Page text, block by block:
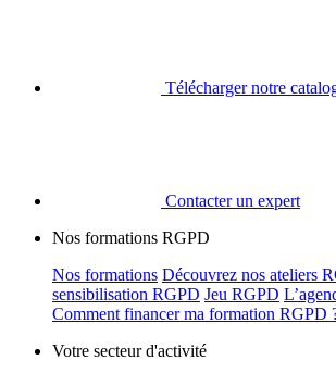
Télécharger notre
Contacter un expert
Nos formations RGPD
Nos formations Découvrez nos ateliers
sensibilisation RGPD Jeu RGPD
Comment financer ma formation RGPD
Votre secteur d'activité